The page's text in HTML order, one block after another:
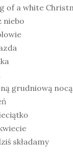
of a white
niebo
grudniową nocą
składamy